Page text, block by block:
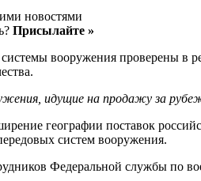
новостями
Присылайте »
вооружения проверены в
идущие на продажу за
географии поставок
систем вооружения.
Федеральной службы по